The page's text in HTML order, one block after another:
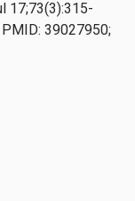
17;73(3):315-
39027950;